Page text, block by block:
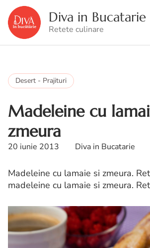
Diva in Bucatarie
Retete culinare
Desert - Prajituri
Madeleine cu
zmeura
20 iunie 2013 Diva in Bucatarie
Madeleine cu lamaie si zmeura.
madeleine cu lamaie si zmeura.